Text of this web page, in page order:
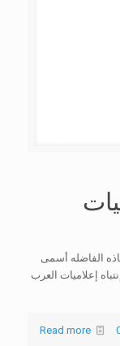
الفاضله أسمى
إعلاميات العرب
Read more